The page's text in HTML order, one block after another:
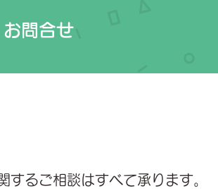
お問合せ
するご相談はすべて承ります。